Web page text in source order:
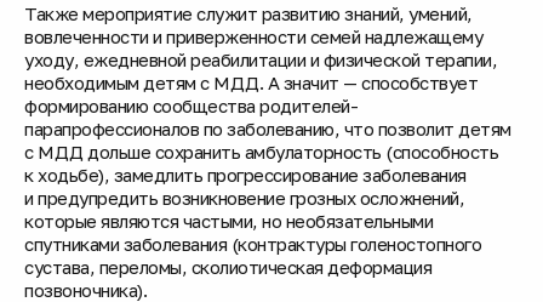
Также мероприятие служит развитию знаний, умений,
вовлеченности и приверженности семей надлежащему
уходу, ежедневной реабилитации и физической терапии,
необходимым детям с МДД. А значит — способствует
формированию сообщества родителей-
парапрофессионалов по заболеванию, что позволит детям
с МДД дольше сохранить амбулаторность (способность
к ходьбе), замедлить прогрессирование заболевания
и предупредить возникновение грозных осложнений,
которые являются частыми, но необязательными
спутниками заболевания (контрактуры голеностопного
сустава, переломы, сколиотическая деформация
позвоночника).